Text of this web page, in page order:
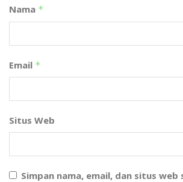
Nama *
Email *
Situs Web
Simpan nama, email, dan situs web